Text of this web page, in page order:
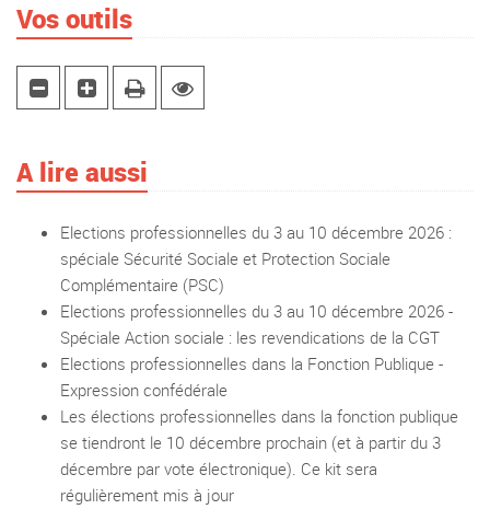
Vos outils
A lire aussi
Elections professionnelles du 3 au 10 décembre 2026 :
spéciale Sécurité Sociale et Protection Sociale
Complémentaire (PSC)
Elections professionnelles du 3 au 10 décembre 2026 -
Spéciale Action sociale : les revendications de la CGT
Elections professionnelles dans la Fonction Publique -
Expression confédérale
Les élections professionnelles dans la fonction publique
se tiendront le 10 décembre prochain (et à partir du 3
décembre par vote électronique). Ce kit sera
régulièrement mis à jour